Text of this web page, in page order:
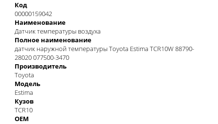
Код
00000159042
Наименование
Датчик температуры воздуха
Полное наименование
датчик наружной температуры Toyota Estima TCR10W 88790-
28020 077500-3470
Производитель
Toyota
Модель
Estima
Кузов
TCR10
OEM